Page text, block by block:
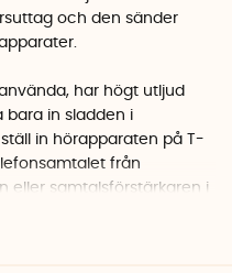
och den sänder
har högt utljud
bara in sladden i
in hörapparaten på T-
från
eller samtalsförstärkaren i